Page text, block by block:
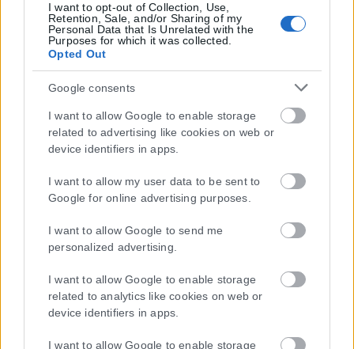
I want to opt-out of Collection, Use,
Retention, Sale, and/or Sharing of my
Personal Data that Is Unrelated with the
Purposes for which it was collected.
Opted Out
Google consents
I want to allow Google to enable storage
related to advertising like cookies on web or
device identifiers in apps.
I want to allow my user data to be sent to
Google for online advertising purposes.
I want to allow Google to send me
personalized advertising.
I want to allow Google to enable storage
related to analytics like cookies on web or
device identifiers in apps.
I want to allow Google to enable storage